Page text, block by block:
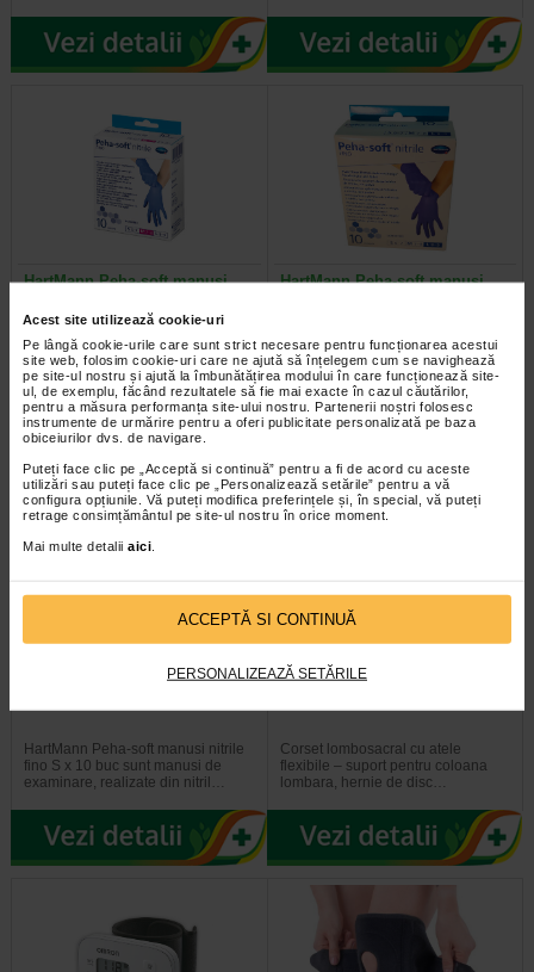
Acest site utilizează cookie-uri
Pe lângă cookie-urile care sunt strict necesare pentru funcționarea acestui
site web, folosim cookie-uri care ne ajută să înțelegem cum se navighează
pe site-ul nostru și ajută la îmbunătățirea modului în care funcționează site-
ul, de exemplu, făcând rezultatele să fie mai exacte în cazul căutărilor,
pentru a măsura performanța site-ului nostru. Partenerii noștri folosesc
instrumente de urmărire pentru a oferi publicitate personalizată pe baza
obiceiurilor dvs. de navigare.
Puteți face clic pe „Acceptă si continuă” pentru a fi de acord cu aceste
utilizări sau puteți face clic pe „Personalizează setările” pentru a vă
configura opțiunile. Vă puteți modifica preferințele și, în special, vă puteți
retrage consimțământul pe site-ul nostru în orice moment.
Mai multe detalii aici
ACCEPTĂ SI CONTINUĂ
PERSONALIZEAZĂ SETĂRILE
HartMann Peha-soft manusi
HartMann Peha-soft manusi nitrile
fino M x 10 buc sunt manusi de
examinare, realizate din nitril…
HartMann Peha-soft manusi
HartMann Peha-soft manusi nitrile
fino L au urmatoarele beneficii: Nu
contin latex si nu prezinta risc de…
HartMann Peha-soft manusi
HartMann Peha-soft manusi nitrile
fino S x 10 buc sunt manusi de
examinare, realizate din nitril…
Corset lombosacral cu atele
Corset lombosacral cu atele
flexibile – suport pentru coloana
lombara, hernie de disc…